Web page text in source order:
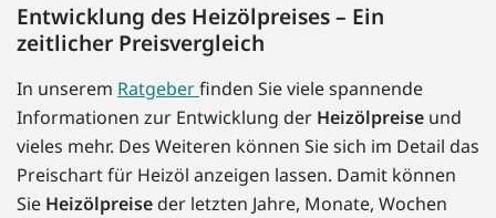
Entwicklung des Heizölpreises – Ein
zeitlicher Preisvergleich
In unserem Ratgeberfinden Sie viele spannende
Informationen zur Entwicklung der Heizölpreise und
vieles mehr. Des Weiteren können Sie sich im Detail das
Preischart für Heizöl anzeigen lassen. Damit können
Sie Heizölpreise der letzten Jahre, Monate, Wochen